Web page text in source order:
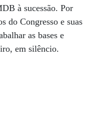
à sucessão. Por
do Congresso e suas
as bases e
em silêncio.